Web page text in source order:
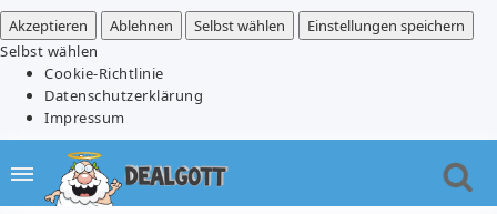
Akzeptieren
Ablehnen Selbst wählen
Einstellungen speichern
Selbst wählen
Cookie-Richtlinie
Datenschutzerklärung
Impressum